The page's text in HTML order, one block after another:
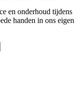
en onderhoud tijdens
handen in ons eigen